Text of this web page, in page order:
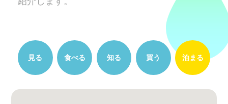
見る 食べる 知る 買う 泊まる